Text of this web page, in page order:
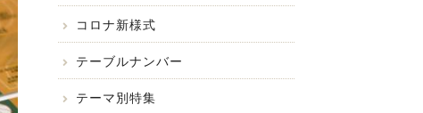
コロナ新様式
テーブルナンバー
テーマ別特集